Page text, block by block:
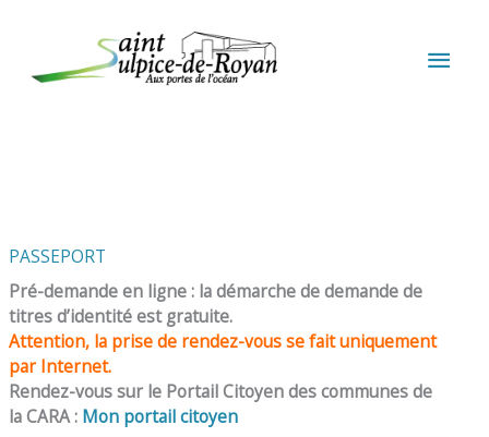
PASSEPORT
Pré-demande en ligne : la démarche de demande de
titres d’identité est gratuite.
Attention, la prise de rendez-vous se fait uniquement
par Internet.
Rendez-vous sur le Portail Citoyen des communes de
la CARA : Mon portail citoyen